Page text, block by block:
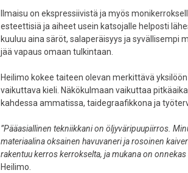
Ilmaisu on ekspressiivistä ja myös
esteettisiä ja aiheet usein katsojalle helposti
kuuluu aina säröt, salaperäisyys ja syvällisempi
jää vapaus omaan tulkintaan.
Heilimo kokee taiteen olevan merkittävä
vaikuttava kieli. Näkökulmaan vaikuttaa
kahdessa ammatissa, taidegraafikkona ja
”Pääasiallinen tekniikkani on öljyväripuupiirros.
materiaalina oksainen havuvaneri ja rosoinen
rakentuu kerros kerrokselta, ja mukana on onnekas
Heilimo.